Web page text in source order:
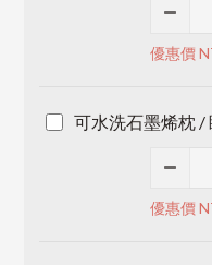
優惠價
可水洗石墨烯枕 /
優惠價